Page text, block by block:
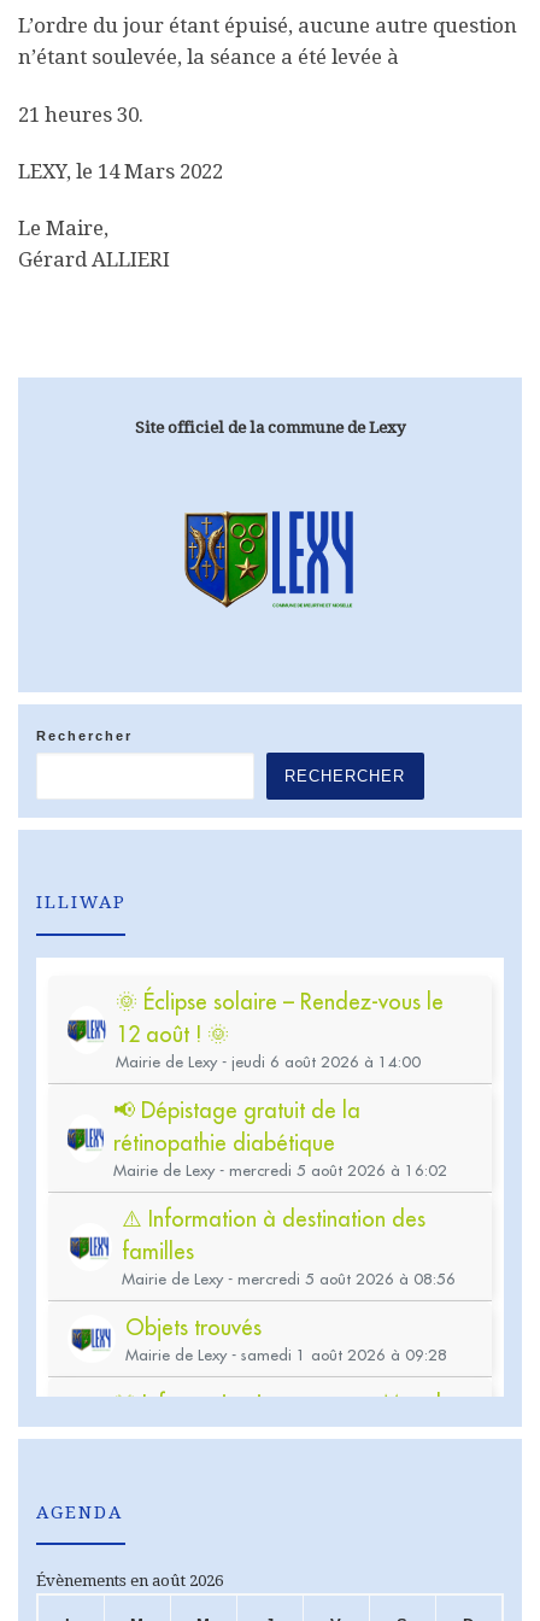
L’ordre du jour étant épuisé, aucune autre question
n’étant soulevée, la séance a été levée à
21 heures 30.
LEXY, le 14 Mars 2022
Le Maire,
Gérard ALLIERI
Site officiel de la commune de Lexy
Rechercher
RECHERCHER
ILLIWAP
AGENDA
Évènements en août 2026